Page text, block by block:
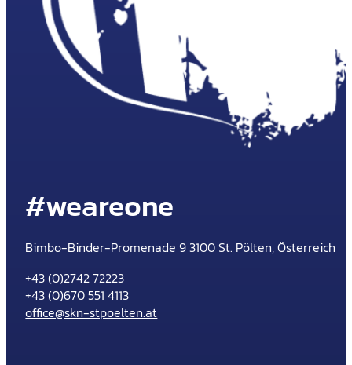
#weareone
Bimbo-Binder-Promenade 9 3100 St. Pölten, Österreich
+43 (0)2742 72223
+43 (0)670 551 4113
office@skn-stpoelten.at